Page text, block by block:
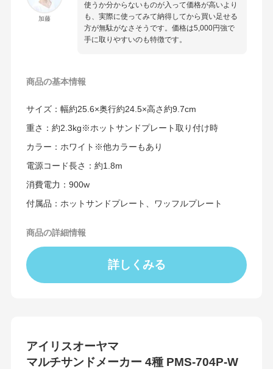
加藤
使うか分からないものが入って価格が高いより
も、実際に使ってみて納得してから買い足せる
方が無駄がなさそうです。価格は5,000円強で
手に取りやすいのも特徴です。
商品の基本情報
サイズ：幅約25.6×奥行約24.5×高さ約9.7cm
重さ：約2.3kg※ホットサンドプレート取り付け時
カラー：ホワイト※他カラーもあり
電源コード長さ：約1.8m
消費電力：900w
付属品：ホットサンドプレート、ワッフルプレート
商品の詳細情報
詳しくみる
アイリスオーヤマ
マルチサンドメーカー 4種 PMS-704P-W